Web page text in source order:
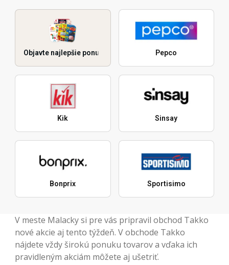
Objavte najlepšie ponuky Pepco
Kik Sinsay
Bonprix Sportisimo
V meste Malacky si pre vás pripravil obchod Takko
nové akcie aj tento týždeň. V obchode Takko
nájdete vždy širokú ponuku tovarov a vďaka ich
pravidleným akciám môžete aj ušetriť.